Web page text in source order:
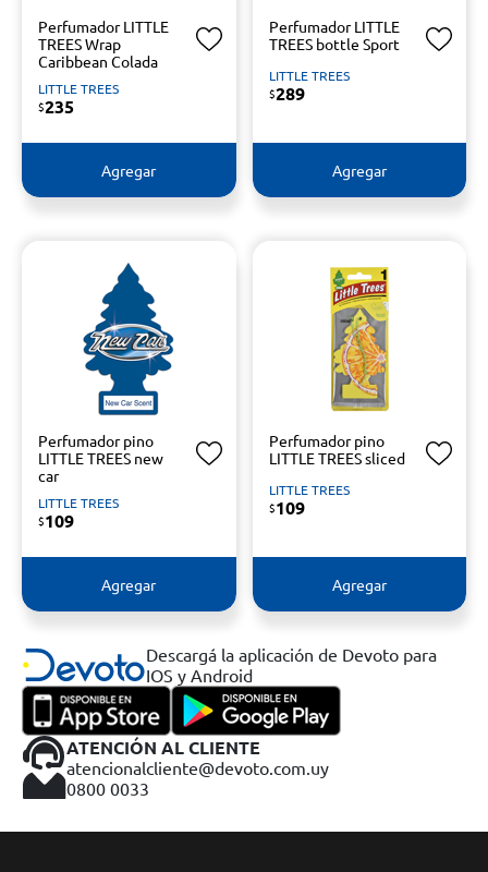
Perfumador LITTLE
TREES Wrap
Caribbean Colada
LITTLE TREES
$235
Agregar
Perfumador LITTLE
TREES bottle Sport
LITTLE TREES
$289
Agregar
Perfumador pino
LITTLE TREES new
car
LITTLE TREES
$109
Agregar
Perfumador pino
LITTLE TREES sliced
LITTLE TREES
$109
Agregar
Descargá la aplicación de Devoto para
IOS y Android
ATENCIÓN AL CLIENTE
atencionalcliente@devoto.com.uy
0800 0033